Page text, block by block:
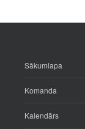
Sākumlapa
Komanda
Kalendārs